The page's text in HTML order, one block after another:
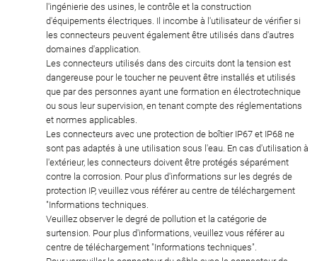
l'ingénierie des usines, le contrôle et la construction
d'équipements électriques. Il incombe à l'utilisateur de vérifier si
les connecteurs peuvent également être utilisés dans d'autres
domaines d'application.
Les connecteurs utilisés dans des circuits dont la tension est
dangereuse pour le toucher ne peuvent être installés et utilisés
que par des personnes ayant une formation en électrotechnique
ou sous leur supervision, en tenant compte des réglementations
et normes applicables.
Les connecteurs avec une protection de boîtier IP67 et IP68 ne
sont pas adaptés à une utilisation sous l'eau. En cas d'utilisation à
l'extérieur, les connecteurs doivent être protégés séparément
contre la corrosion. Pour plus d'informations sur les degrés de
protection IP, veuillez vous référer au centre de téléchargement
"Informations techniques.
Veuillez observer le degré de pollution et la catégorie de
surtension. Pour plus d'informations, veuillez vous référer au
centre de téléchargement "Informations techniques".